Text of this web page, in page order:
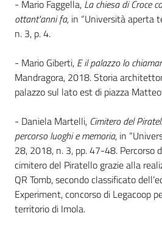
Risorse
online
Casa
Piani
Archivio
storico
- Mario Faggella, La chiesa di Croce
ottant'anni fa, in “Università aperta
n. 3, p. 4.
- Mario Giberti, E il palazzo lo
Mandragora, 2018. Storia
palazzo sul lato est di piazza
- Daniela Martelli, Cimitero del
percorso luoghi e memoria, in
28, 2018, n. 3, pp. 47-48. Percorso
cimitero del Piratello grazie alla
QR Tomb, secondo classificato
Experiment, concorso di Legacoop
territorio di Imola.